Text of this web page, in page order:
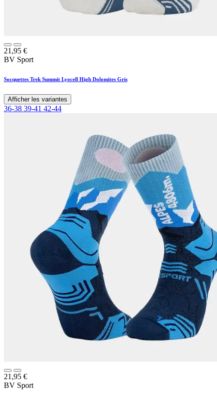
21,95 €
BV Sport
Socquettes Trek Summit Lyocell High Dolomites Gris
Afficher les variantes
36-38 39-41 42-44
21,95 €
BV Sport